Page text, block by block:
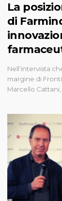
La
di
Nell’intervista
margine di
Marcello Cattani,